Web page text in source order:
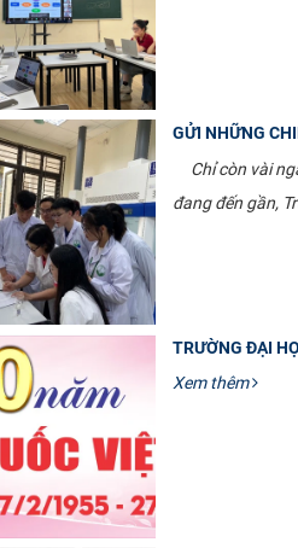
GỬI NHỮNG
Chỉ còn vài
đang đến gần,
TRƯỜNG ĐẠI
Xem thêm